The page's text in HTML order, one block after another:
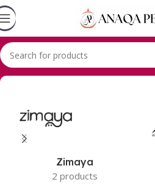
Accueil Produits identifiés “Lhambra”
Zimaya
2 products